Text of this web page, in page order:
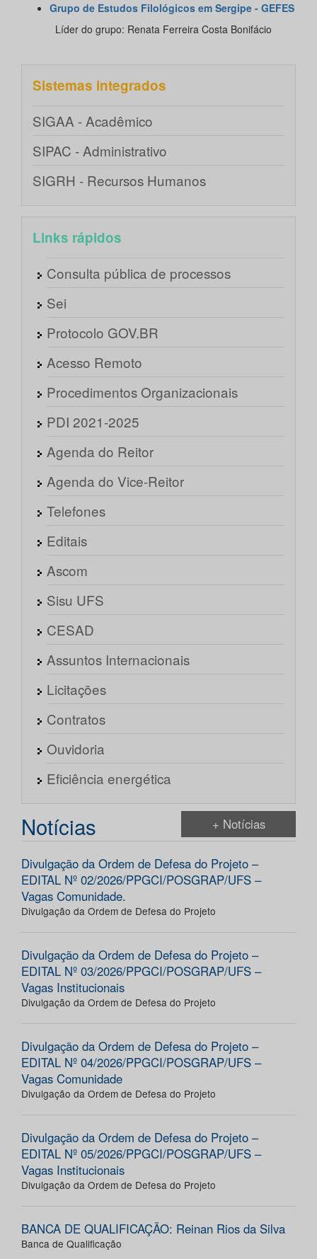
Grupo de Estudos Filológicos em Sergipe - GEFES
Líder do grupo: Renata Ferreira Costa Bonifácio
Sistemas integrados
SIGAA - Acadêmico
SIPAC - Administrativo
SIGRH - Recursos Humanos
Links rápidos
Consulta pública de processos
Sei
Protocolo GOV.BR
Acesso Remoto
Procedimentos Organizacionais
PDI 2021-2025
Agenda do Reitor
Agenda do Vice-Reitor
Telefones
Editais
Ascom
Sisu UFS
CESAD
Assuntos Internacionais
Licitações
Contratos
Ouvidoria
Eficiência energética
Notícias + Notícias
Divulgação da Ordem de Defesa do Projeto –
EDITAL Nº 02/2026/PPGCI/POSGRAP/UFS –
Vagas Comunidade.
Divulgação da Ordem de Defesa do Projeto
Divulgação da Ordem de Defesa do Projeto –
EDITAL Nº 03/2026/PPGCI/POSGRAP/UFS –
Vagas Institucionais
Divulgação da Ordem de Defesa do Projeto
Divulgação da Ordem de Defesa do Projeto –
EDITAL Nº 04/2026/PPGCI/POSGRAP/UFS –
Vagas Comunidade
Divulgação da Ordem de Defesa do Projeto
Divulgação da Ordem de Defesa do Projeto –
EDITAL Nº 05/2026/PPGCI/POSGRAP/UFS –
Vagas Institucionais
Divulgação da Ordem de Defesa do Projeto
BANCA DE QUALIFICAÇÃO: Reinan Rios da Silva
Banca de Qualificação